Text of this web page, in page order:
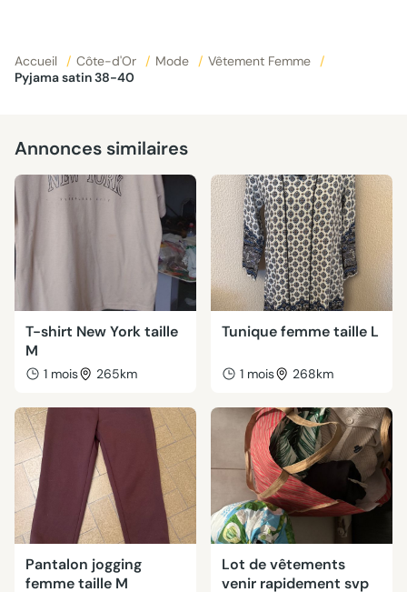
Accueil / Côte-d'Or / Mode / Vêtement Femme
/
Pyjama satin 38-40
Annonces similaires
T-shirt New York taille
M
1 mois 265km
Tunique femme taille L
1 mois 268km
Pantalon jogging
femme taille M
Lot de vêtements
venir rapidement svp